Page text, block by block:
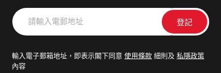
請
輸
郵
輸入電子郵箱地址，即表示閣下同意 使用條款 細則及 私隱政策
內容